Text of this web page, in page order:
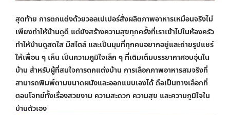
สุดท้าย การตกแต่งด้วยวอลเปเปอร์สั่งผลิตภาพอาหารเหมือนจริงไม่
เพียงทำให้บ้านดูดี แต่ยังสร้างความสุขทุกครั้งที่เราเข้าไปในห้องครัว
ทำให้บ้านดูสดใส มีสไตล์ และเป็นมุมที่ทุกคนอยากอยู่และถ่ายรูปแชร์
ให้เพื่อน ๆ เห็น เป็นความภูมิใจเล็ก ๆ ที่เติมเต็มบรรยากาศอบอุ่นใน
บ้าน สำหรับผู้ที่สนใจการตกแต่งบ้าน การเลือกภาพอาหารสมจริงที่
สามารถพิมพ์ตามขนาดผนังและออกแบบเองได้ ถือเป็นทางเลือกที่
ตอบโจทย์ทั้งเรื่องสวยงาม ความสะดวก ความสุข และความภูมิใจใน
บ้านตัวเอง